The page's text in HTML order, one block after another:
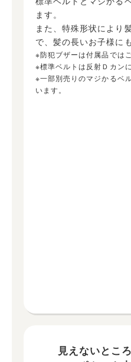
ます。
また、特殊形状により
で、髪の長いお子様に
※防犯ブザーは付属品では
※標準ベルトは反射Ｄカン
※一部別売りのマジかるベ
います。
見えないとこ